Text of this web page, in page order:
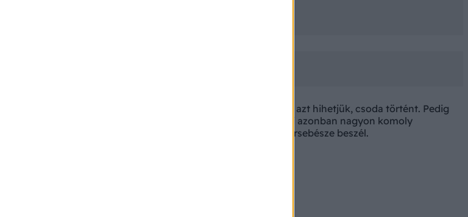
csak rövid ideig tart és legfeljebb 1 napon belül elmúlik, azt hihetjük, csoda történt. Pedig
attack - átmeneti agyi vérellátási zavar) találkoztunk, ami azonban nagyon komoly
lehetőségünk, amiről dr. Baga Péter, a Trombózisközpont érsebésze beszél.